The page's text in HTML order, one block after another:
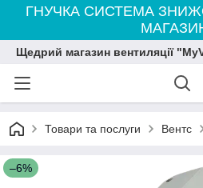
ГНУЧКА СИСТЕМА
Щедрий магазин вентиляції
Товари та послуги Вентс
–6%